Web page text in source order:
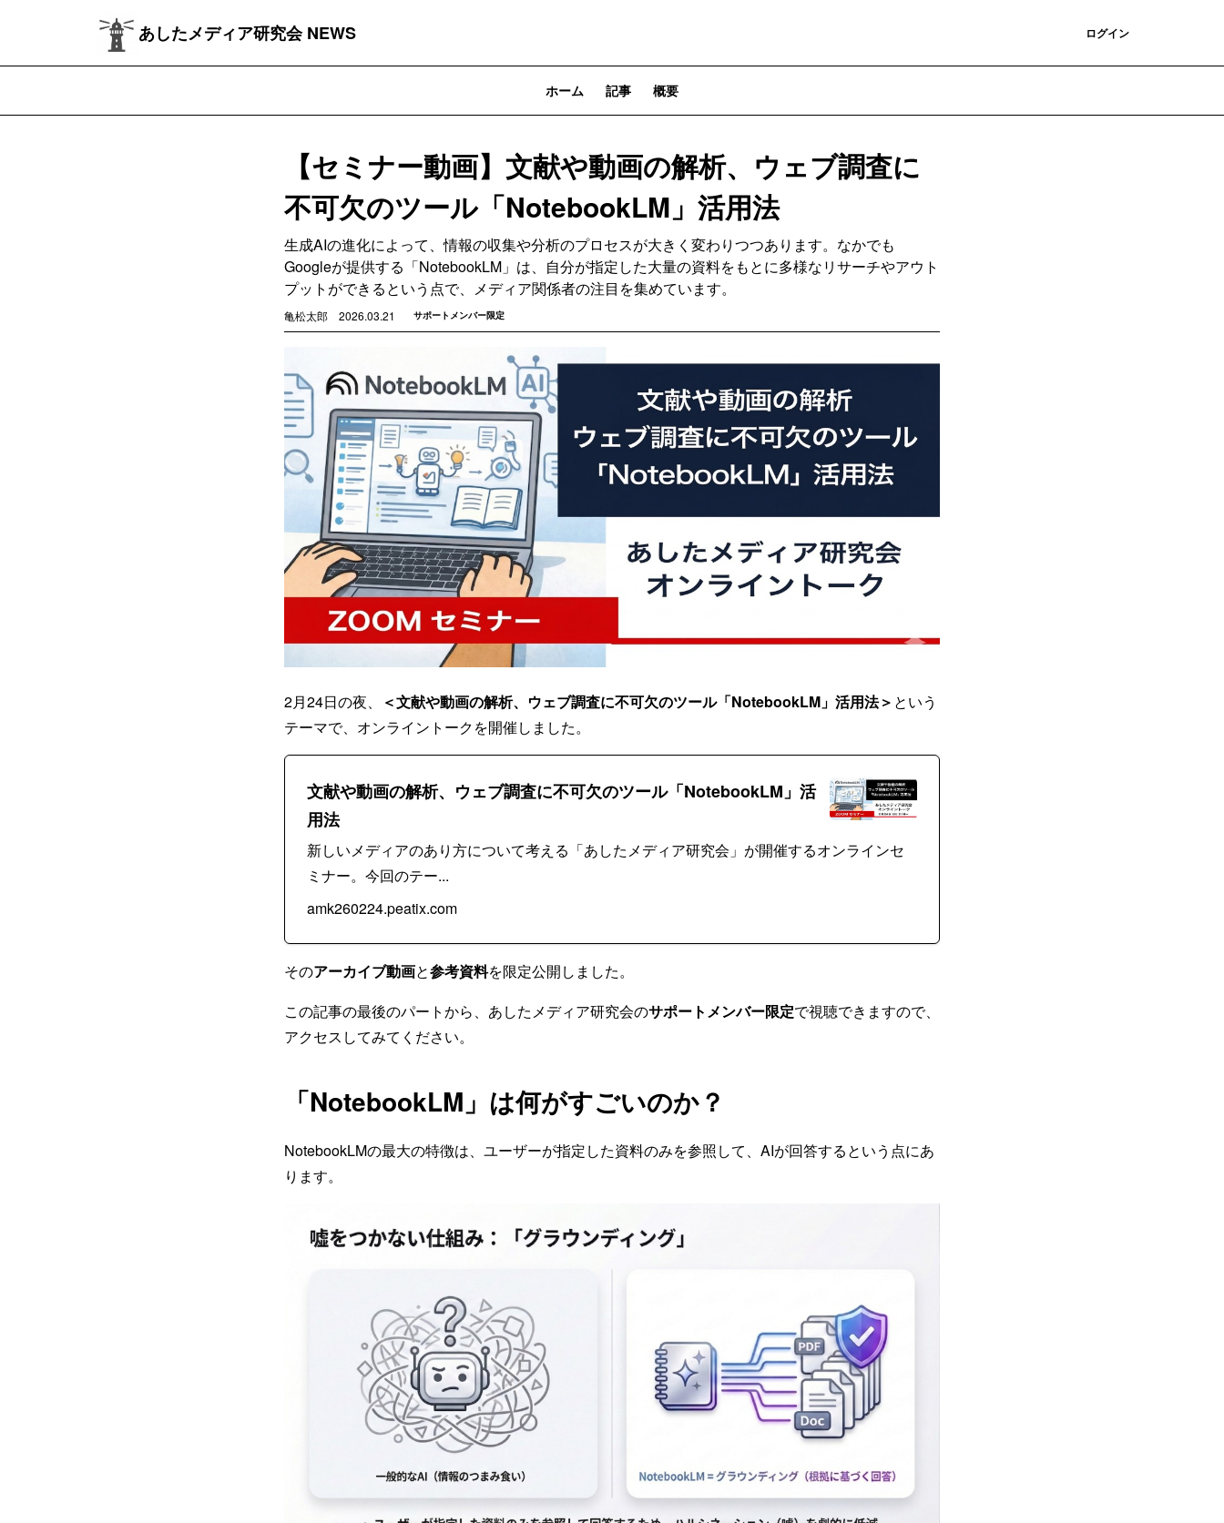
あしたメディア研究会 NEWS ログイン
ホーム 記事 概要
【セミナー動画】文献や動画の解析、ウェブ調査に
不可欠のツール「NotebookLM」活用法
生成AIの進化によって、情報の収集や分析のプロセスが大きく変わりつつあります。なかでも
Googleが提供する「NotebookLM」は、自分が指定した大量の資料をもとに多様なリサーチやアウト
プットができるという点で、メディア関係者の注目を集めています。
亀松太郎 2026.03.21 サポートメンバー限定
2月24日の夜、 ＜文献や動画の解析、ウェブ調査に不可欠のツール「NotebookLM」活用法＞ という
テーマで、オンライントークを開催しました。
文献や動画の解析、ウェブ調査に不可欠のツール「NotebookLM」活
用法
新しいメディアのあり方について考える「あしたメディア研究会」が開催するオンラインセ
ミナー。今回のテー...
amk260224.peatix.com
そのアーカイブ動画と参考資料を限定公開しました。
この記事の最後のパートから、あしたメディア研究会のサポートメンバー限定で視聴できますので、
アクセスしてみてください。
「NotebookLM」は何がすごいのか？
NotebookLMの最大の特徴は、ユーザーが指定した資料のみを参照して、AIが回答するという点にあ
ります。